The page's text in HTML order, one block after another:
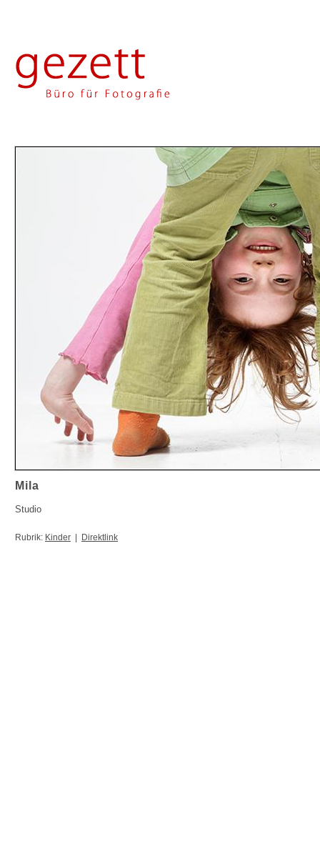
Mila
Studio
Rubrik: Kinder Direktlink